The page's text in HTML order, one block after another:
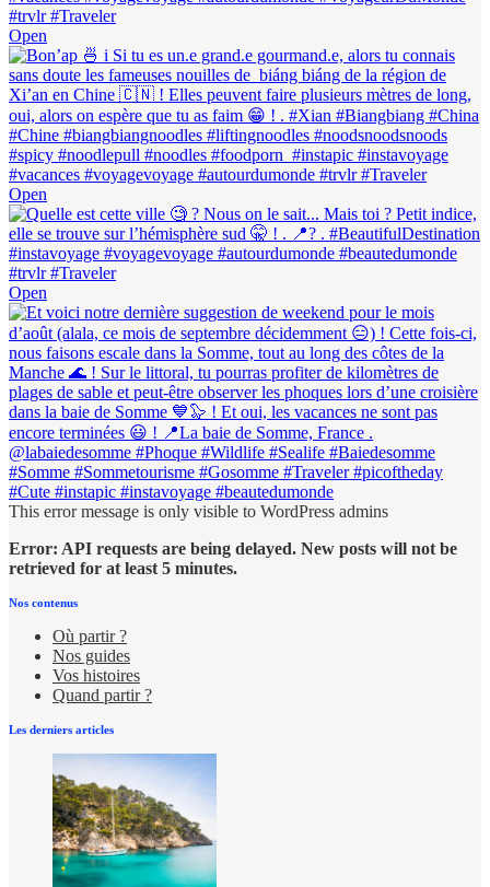
Open
Open
Open
This error message is only visible to WordPress admins
Error: API requests are being delayed. New posts will not be
retrieved for at least 5 minutes.
Nos contenus
Où partir ?
Nos guides
Vos histoires
Quand partir ?
Les derniers articles